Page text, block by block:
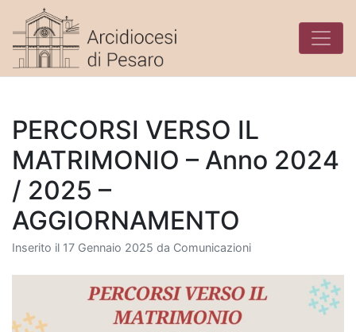
content
PERCORSI VERSO IL
MATRIMONIO – Anno 2024
/ 2025 –
AGGIORNAMENTO
Inserito il 17 Gennaio 2025 da Comunicazioni